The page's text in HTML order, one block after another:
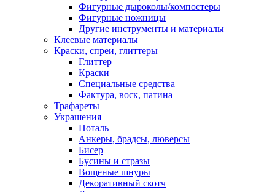
Фигурные дыроколы/компостеры
Фигурные ножницы
Другие инструменты и материалы
Клеевые материалы
Краски, спреи, глиттеры
Глиттер
Краски
Специальные средства
Фактура, воск, патина
Трафареты
Украшения
Поталь
Анкеры, брадсы, люверсы
Бисер
Бусины и стразы
Вощеные шнуры
Декоративный скотч